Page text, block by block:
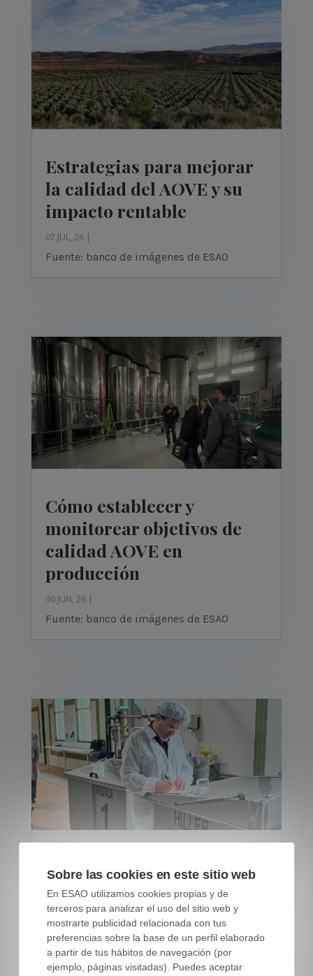
Estrategias para mejorar
la calidad del AOVE y su
impacto rentable
07 JUL, 26|
Fuente: banco de imágenes de ESAO
Cómo establecer y
monitorear objetivos de
calidad AOVE en
producción
30 JUN, 26|
Fuente: banco de imágenes de ESAO
Checklist del
emprendedor: pasos
iniciales para lanzar tu
marca AOVE
23 JUN, 26
Sobre las cookies en este sitio web
En ESAO utilizamos cookies propias y de
terceros para analizar el uso del sitio web y
mostrarte publicidad relacionada con tus
preferencias sobre la base de un perfil elaborado
a partir de tus hábitos de navegación (por
ejemplo, páginas visitadas). Puedes aceptar